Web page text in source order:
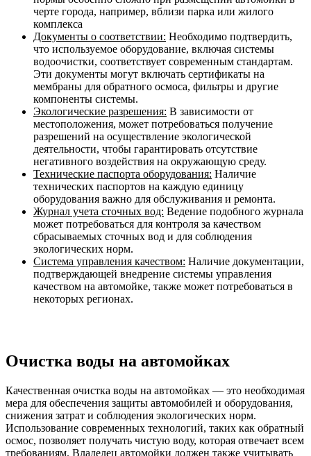
черте города, например, вблизи парка или жилого
комплекса
Документы о соответствии: Необходимо подтвердить,
что используемое оборудование, включая системы
водоочистки, соответствует современным стандартам.
Эти документы могут включать сертификаты на
мембраны для обратного осмоса, фильтры и другие
компоненты системы.
Экологические разрешения: В зависимости от
местоположения, может потребоваться получение
разрешений на осуществление экологической
деятельности, чтобы гарантировать отсутствие
негативного воздействия на окружающую среду.
Технические паспорта оборудования: Наличие
технических паспортов на каждую единицу
оборудования важно для обслуживания и ремонта.
Журнал учета сточных вод: Ведение подобного журнала
может потребоваться для контроля за качеством
сбрасываемых сточных вод и для соблюдения
экологических норм.
Система управления качеством: Наличие документации,
подтверждающей внедрение системы управления
качеством на автомойке, также может потребоваться в
некоторых регионах.
Очистка воды на автомойках
Качественная очистка воды на автомойках — это необходимая
мера для обеспечения защиты автомобилей и оборудования,
снижения затрат и соблюдения экологических норм.
Использование современных технологий, таких как обратный
осмос, позволяет получать чистую воду, которая отвечает всем
требованиям. Владелец автомойки должен также учитывать